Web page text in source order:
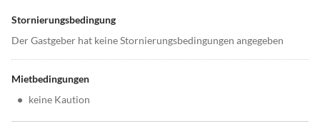
Stornierungsbedingung
Der Gastgeber hat keine Stornierungsbedingungen angegeben
Mietbedingungen
• keine Kaution